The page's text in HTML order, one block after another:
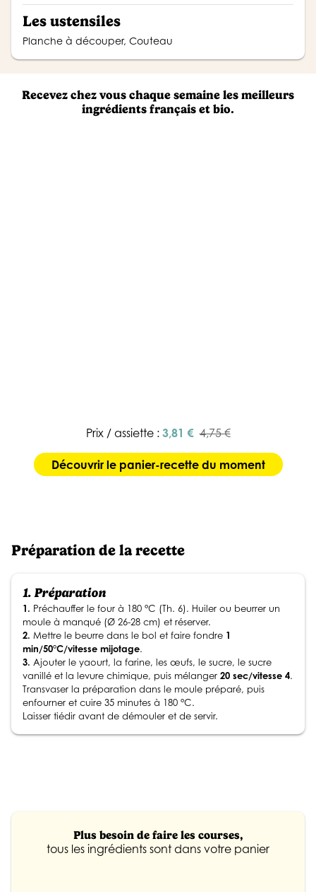
Les ustensiles
Planche à découper, Couteau
Recevez chez vous chaque semaine les meilleurs
ingrédients français et bio.
Prix / assiette : 3,81 € 4,75 €
Découvrir le panier-recette du moment
Préparation de la recette
1. Préparation
1. Préchauffer le four à 180 °C (Th. 6). Huiler ou beurrer un
moule à manqué (Ø 26-28 cm) et réserver.
2. Mettre le beurre dans le bol et faire fondre 1
min/50°C/vitesse mijotage.
3. Ajouter le yaourt, la farine, les œufs, le sucre, le sucre
vanillé et la levure chimique, puis mélanger 20 sec/vitesse 4.
Transvaser la préparation dans le moule préparé, puis
enfourner et cuire 35 minutes à 180 °C.
Laisser tiédir avant de démouler et de servir.
Plus besoin de faire les courses,
tous les ingrédients sont dans votre panier